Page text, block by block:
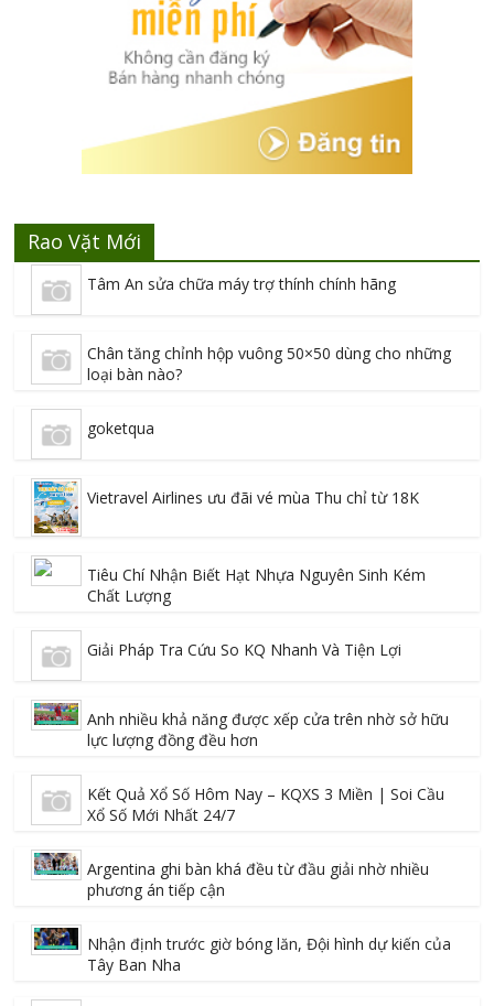
Rao Vặt Mới
Tâm An sửa chữa máy trợ thính chính hãng
Chân tăng chỉnh hộp vuông 50×50 dùng cho những
loại bàn nào?
goketqua
Vietravel Airlines ưu đãi vé mùa Thu chỉ từ 18K
Tiêu Chí Nhận Biết Hạt Nhựa Nguyên Sinh Kém
Chất Lượng
Giải Pháp Tra Cứu So KQ Nhanh Và Tiện Lợi
Anh nhiều khả năng được xếp cửa trên nhờ sở hữu
lực lượng đồng đều hơn
Kết Quả Xổ Số Hôm Nay – KQXS 3 Miền | Soi Cầu
Xổ Số Mới Nhất 24/7
Argentina ghi bàn khá đều từ đầu giải nhờ nhiều
phương án tiếp cận
Nhận định trước giờ bóng lăn, Đội hình dự kiến của
Tây Ban Nha